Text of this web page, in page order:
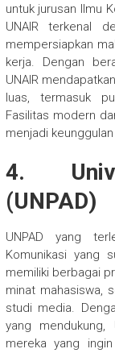
untuk jurusan Ilmu
UNAIR terkenal
mempersiapkan
kerja. Dengan
UNAIR
luas, termasuk
Fasilitas modern
menjadi
4.
(UNPAD)
UNPAD yang
Komunikasi yang
memiliki berbagai
minat mahasiswa,
studi media.
yang
mereka yang